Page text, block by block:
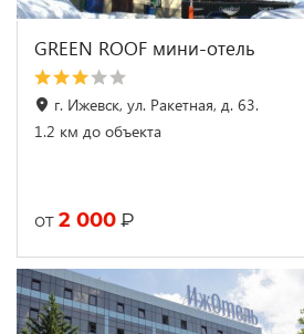
GREEN ROOF мини-отель
г. Ижевск, ул. Ракетная, д. 63.
1.2 км до объекта
от 2 000 ₽